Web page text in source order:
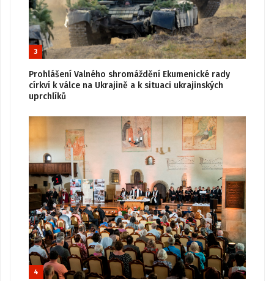
3
Prohlášení Valného shromáždění Ekumenické rady
církví k válce na Ukrajině a k situaci ukrajinských
uprchlíků
4